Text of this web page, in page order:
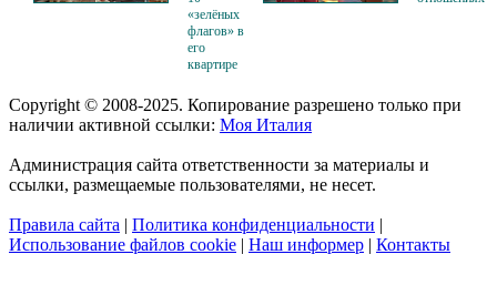
«зелёных
флагов» в
его
квартире
Copyright © 2008-2025. Копирование разрешено только при
наличии активной ссылки: Моя Италия
Администрация сайта ответственности за материалы и
ссылки, размещаемые пользователями, не несет.
Правила сайта | Политика конфиденциальности |
Использование файлов cookie | Наш информер | Контакты